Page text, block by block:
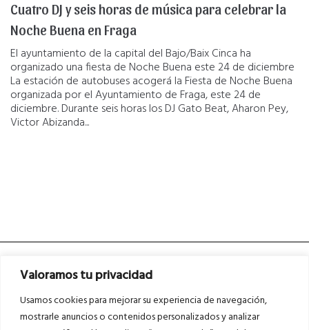
Valoramos tu privacidad
Usamos cookies para mejorar su experiencia de navegación,
mostrarle anuncios o contenidos personalizados y analizar
Cuatro DJ y seis horas de música para celebrar la
Noche Buena en Fraga
El ayuntamiento de la capital del Bajo/Baix Cinca ha
organizado una fiesta de Noche Buena este 24 de diciembre
La estación de autobuses acogerá la Fiesta de Noche Buena
organizada por el Ayuntamiento de Fraga, este 24 de
diciembre. Durante seis horas los DJ Gato Beat, Aharon Pey,
Victor Abizanda...